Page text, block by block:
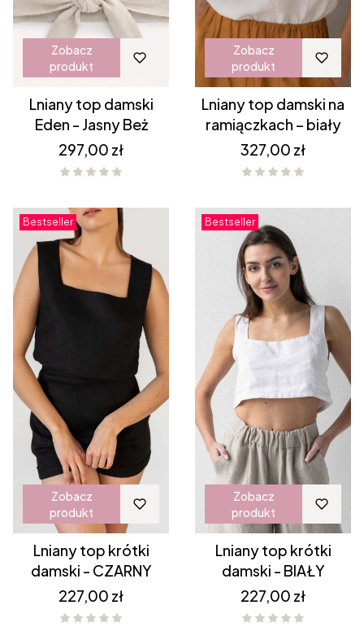
Zobacz
produkt
Lniany top damski
Eden - Jasny Beż
Cena
297,00 zł
Zobacz
produkt
Lniany top damski na
ramiączkach – biały
Cena
327,00 zł
Bestseller
Zobacz
produkt
Lniany top krótki
damski - CZARNY
Cena
227,00 zł
Bestseller
Zobacz
produkt
Lniany top krótki
damski - BIAŁY
Cena
227,00 zł